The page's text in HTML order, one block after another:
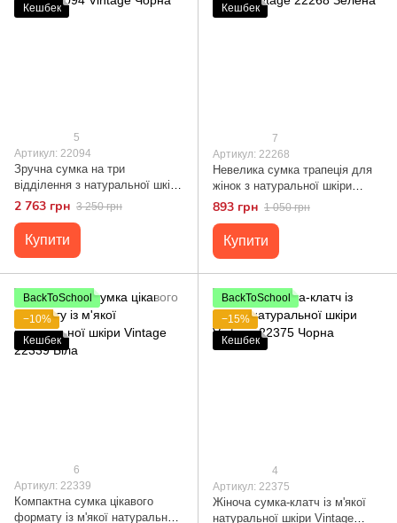
Кешбек
5
Артикул: 22094
Зручна сумка на три
відділення з натуральної шкіри
22094 Vintage Чорна
2 763 грн 3 250 грн
Купити
Кешбек
7
Артикул: 22268
Невелика сумка трапеція для
жінок з натуральної шкіри
Vintage 22268 Зелена
893 грн 1 050 грн
Купити
BackToSchool
−10%
Кешбек
6
Артикул: 22339
Компактна сумка цікавого
формату із м'якої натуральної
BackToSchool
−15%
Кешбек
4
Артикул: 22375
Жіноча сумка-клатч із м'якої
натуральної шкіри Vintage